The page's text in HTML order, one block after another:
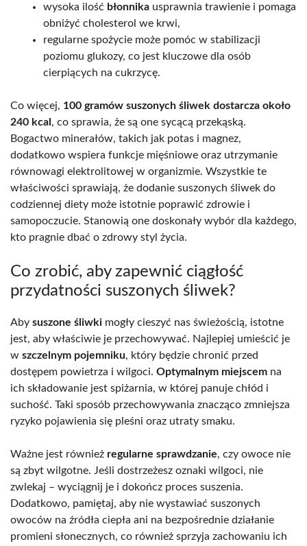
wysoka ilość błonnika usprawnia trawienie i pomaga
obniżyć cholesterol we krwi,
regularne spożycie może pomóc w stabilizacji
poziomu glukozy, co jest kluczowe dla osób
cierpiących na cukrzycę.
Co więcej, 100 gramów suszonych śliwek dostarcza około
240 kcal , co sprawia, że są one sycącą przekąską.
Bogactwo minerałów, takich jak potas i magnez,
dodatkowo wspiera funkcje mięśniowe oraz utrzymanie
równowagi elektrolitowej w organizmie. Wszystkie te
właściwości sprawiają, że dodanie suszonych śliwek do
codziennej diety może istotnie poprawić zdrowie i
samopoczucie. Stanowią one doskonały wybór dla każdego,
kto pragnie dbać o zdrowy styl życia.
Co zrobić, aby zapewnić ciągłość
przydatności suszonych śliwek?
Aby suszone śliwki mogły cieszyć nas świeżością, istotne
jest, aby właściwie je przechowywać. Najlepiej umieścić je
w szczelnym pojemniku, który będzie chronić przed
dostępem powietrza i wilgoci. Optymalnym miejscem na
ich składowanie jest spiżarnia, w której panuje chłód i
suchość. Taki sposób przechowywania znacząco zmniejsza
ryzyko pojawienia się pleśni oraz utraty smaku.
Ważne jest również regularne sprawdzanie, czy owoce nie
są zbyt wilgotne. Jeśli dostrzeżesz oznaki wilgoci, nie
zwlekaj – wyciągnij je i dokończ proces suszenia.
Dodatkowo, pamiętaj, aby nie wystawiać suszonych
owoców na źródła ciepła ani na bezpośrednie działanie
promieni słonecznych, co również sprzyja zachowaniu ich